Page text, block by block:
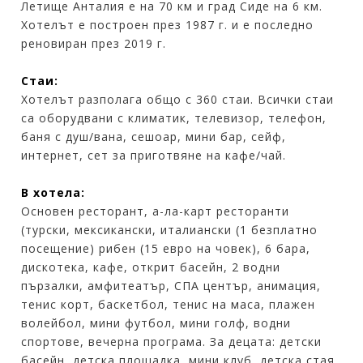
Летище Анталия е на 70 км и град Сиде на 6 км.
Хотелът е построен през 1987 г. и е последно
реновиран през 2019 г.
Стаи:
Хотелът разполага общо с 360 стаи. Всички стаи
са оборудвани с климатик, телевизор, телефон,
баня с душ/вана, сешоар, мини бар, сейф,
интернет, сет за приготвяне на кафе/чай.
В хотела:
Основен ресторант, а-ла-карт ресторанти
(турски, мексикански, италиански (1 безплатно
посещение) рибен (15 евро на човек), 6 бара,
дискотека, кафе, открит басейн, 2 водни
пързалки, амфитеатър, СПА център, анимация,
тенис корт, баскетбол, тенис на маса, плажен
волейбол, мини футбол, мини голф, водни
спортове, вечерна програма. За децата: детски
басейн, детска площадка, мини клуб, детска стая,